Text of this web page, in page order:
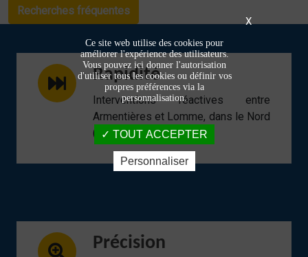
Recherches fréquentes
Rapidité
Interventions réactives entre
Armentières et Lomme, dans le Nord
(59).
Précision
X
Ce site web utilise des cookies pour
améliorer l'expérience des utilisateurs.
Vous pouvez ici donner l'autorisation
d'utiliser tous les cookies ou définir vos
propres préférences via la
personnalisation.
TOUT ACCEPTER
Personnaliser